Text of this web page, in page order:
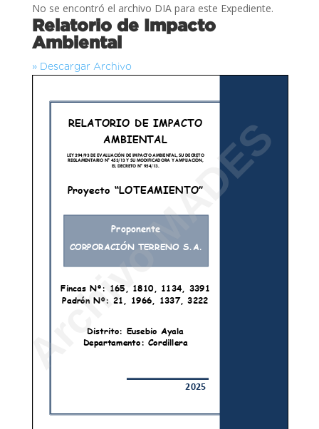
No se encontró el archivo DIA para este Expediente.
Relatorio de Impacto
Ambiental
» Descargar Archivo